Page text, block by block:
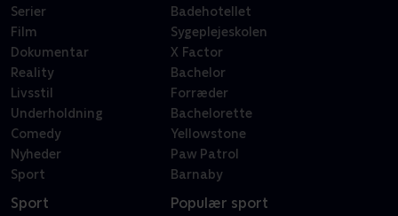
Serier
Film
Dokumentar
Reality
Livsstil
Underholdning
Comedy
Nyheder
Sport
Badehotellet
Sygeplejeskolen
X Factor
Bachelor
Forræder
Bachelorette
Yellowstone
Paw Patrol
Barnaby
Sport Populær sport